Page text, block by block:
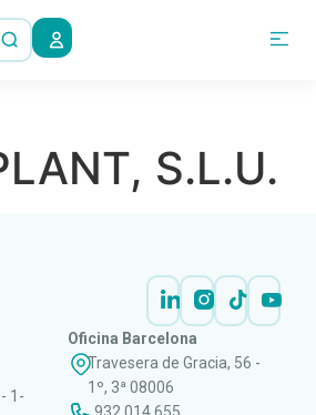
S.L.U.
1-
Oficina Barcelona
Travesera de Gracia, 56 -
1º, 3ª 08006